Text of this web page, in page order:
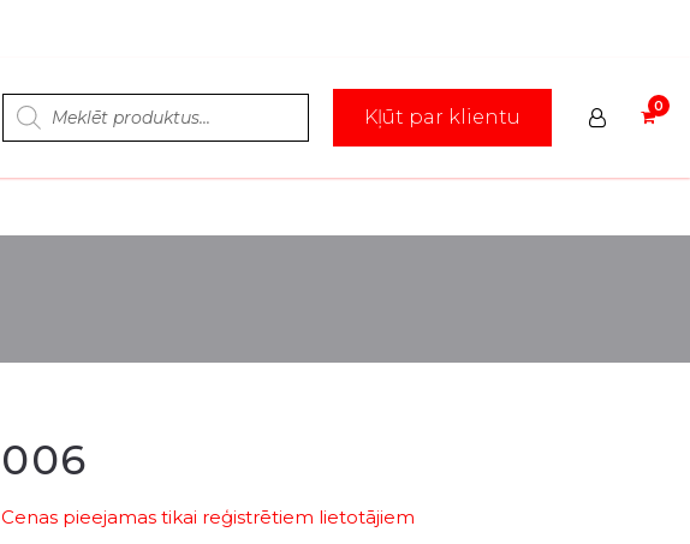
Products
search Kļūt par klientu
006
Cenas pieejamas tikai reģistrētiem lietotājiem